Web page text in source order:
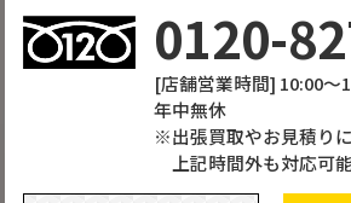
0120-
[店舗営業時間] 10:00～
年中無休
出張買取やお見積り
上記時間外も対応可能